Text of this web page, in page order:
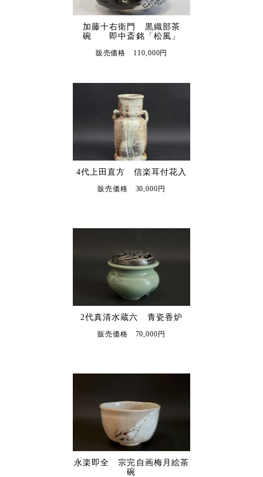
加藤十右衛門 黒織部茶
碗 即中斎銘「松風」
販売価格 110,000円
4代上田直方 信楽耳付花入
販売価格 30,000円
2代真清水蔵六 青瓷香炉
販売価格 70,000円
永楽即全 宗完自画梅月絵茶
碗